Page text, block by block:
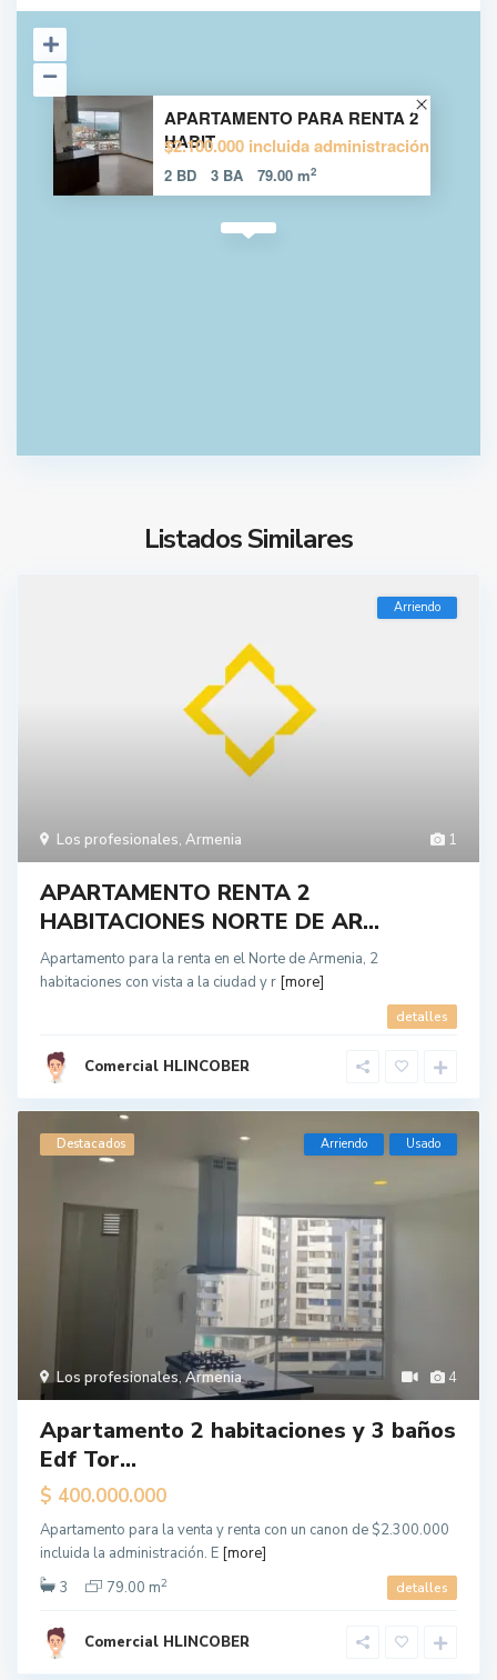
APARTAMENTO PARA RENTA 2
HABIT
$2.100.000 incluida administración
2 BD 3 BA 79.00 m2
Listados Similares
1
Los profesionales, Armenia
Arriendo
APARTAMENTO RENTA 2
HABITACIONES NORTE DE AR...
Apartamento para la renta en el Norte de Armenia, 2
habitaciones con vista a la ciudad y r [more]
detalles
Comercial HLINCOBER
4
Los profesionales,Armenia
Destacados Arriendo Usado
Apartamento 2 habitaciones y 3 baños
Edf Tor...
$ 400.000.000
Apartamento para la venta y renta con un canon de $2.300.000
incluida la administración. E [more]
3
79.00 m2 detalles
Comercial HLINCOBER